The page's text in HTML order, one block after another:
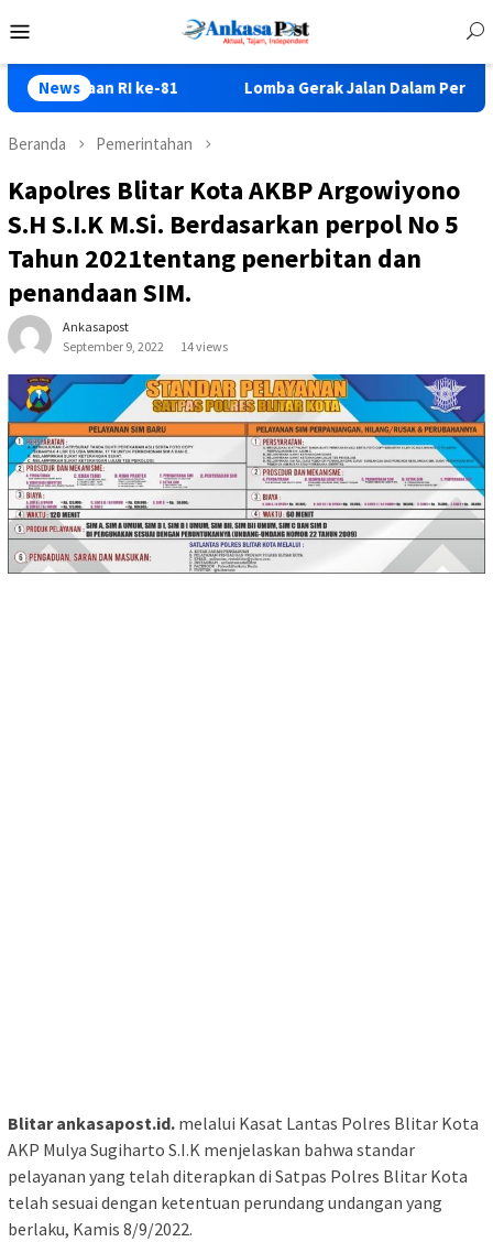
ke
Mobile
News
RI ke-81 Lomba Gerak Jalan Dalam Peringatan HUT RI
Beranda Pemerintahan
Kapolres Blitar Kota AKBP Argowiyono
S.H S.I.K M.Si. Berdasarkan perpol No 5
Tahun 2021tentang penerbitan dan
penandaan SIM.
Ankasapost
September 9, 2022
14 views
Blitar ankasapost.id. melalui Kasat Lantas Polres Blitar Kota
AKP Mulya Sugiharto S.I.K menjelaskan bahwa standar
pelayanan yang telah diterapkan di Satpas Polres Blitar Kota
telah sesuai dengan ketentuan perundang undangan yang
berlaku, Kamis 8/9/2022.